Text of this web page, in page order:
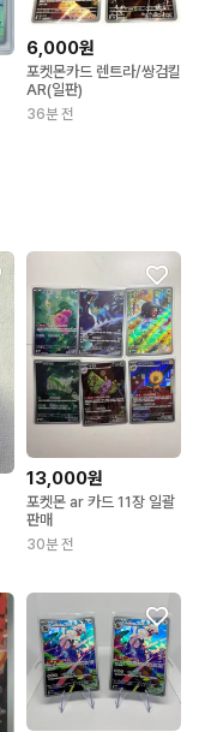
6,000원
포켓몬카드 렌트라/쌍검킬
AR(일판)
36분 전
13,000원
포켓몬 ar 카드 11장 일괄
판매
30분 전